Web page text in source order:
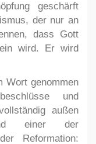
geschärft
der nur an
dass Gott
wird. Er wird
Wort genommen
und
außen
einer der
Reformation: